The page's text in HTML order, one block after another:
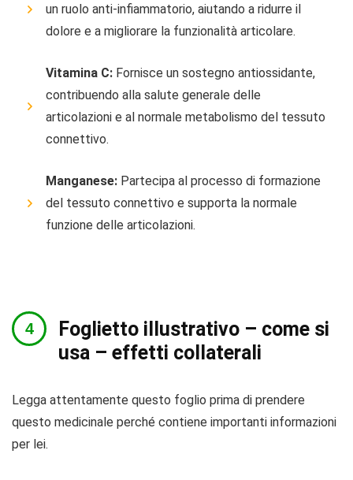
un ruolo anti-infiammatorio, aiutando a ridurre il
dolore e a migliorare la funzionalità articolare.
Vitamina C: Fornisce un sostegno antiossidante,
contribuendo alla salute generale delle
articolazioni e al normale metabolismo del tessuto
connettivo.
Manganese: Partecipa al processo di formazione
del tessuto connettivo e supporta la normale
funzione delle articolazioni.
Foglietto illustrativo – come si
usa – effetti collaterali
Legga attentamente questo foglio prima di prendere
questo medicinale perché contiene importanti informazioni
per lei.